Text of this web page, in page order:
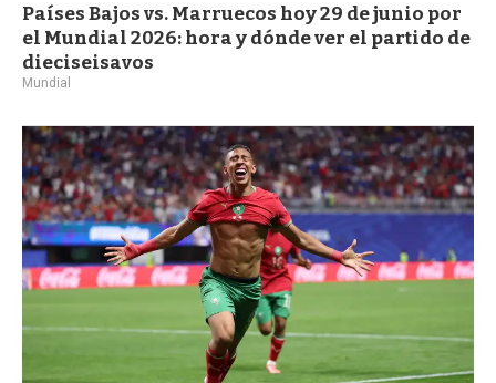
Países Bajos vs. Marruecos hoy 29 de junio por
el Mundial 2026: hora y dónde ver el partido de
dieciseisavos
Mundial